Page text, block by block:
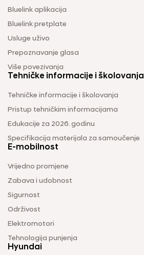
Bluelink aplikacija
Bluelink pretplate
Usluge uživo
Prepoznavanje glasa
Više povezivanja
Tehničke informacije i školovanja
Tehničke informacije i školovanja
Pristup tehničkim informacijama
Edukacije za 2026. godinu
Specifikacija materijala za samoučenje
E-mobilnost
Vrijedno promjene
Zabava i udobnost
Sigurnost
Održivost
Elektromotori
Tehnologija punjenja
Hyundai